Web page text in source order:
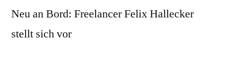
Neu an Bord: Freelancer Felix Hallecker
stellt sich vor